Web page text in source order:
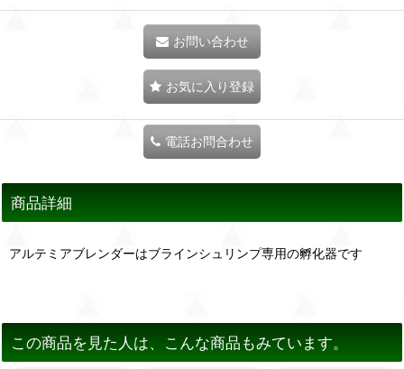
お問い合わせ
お気に入り登録
電話お問合わせ
商品詳細
アルテミアブレンダーはブラインシュリンプ専用の孵化器です
この商品を見た人は、こんな商品もみています。